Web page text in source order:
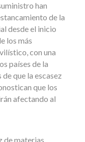
han
de la
desde el inicio
los más
con una
países de la
que la escasez
que los
afectando al
de materias